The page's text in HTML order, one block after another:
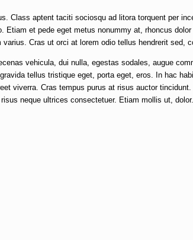
Class aptent taciti sociosqu ad litora torquent per
et pede eget metus nonummy at, rhoncus dolor
Cras ut orci at lorem odio tellus hendrerit sed,
vehicula, dui nulla, egestas sodales, augue
tellus tristique eget, porta eget, eros. In hac
viverra. Cras tempus purus at risus auctor
neque ultrices consectetuer. Etiam mollis ut,